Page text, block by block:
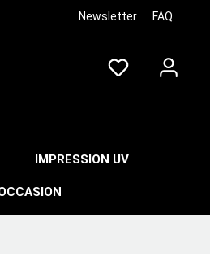
Newsletter FAQ
IMPRESSION UV